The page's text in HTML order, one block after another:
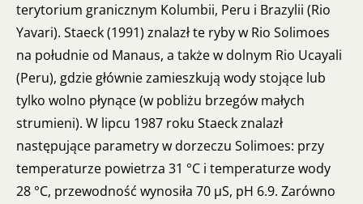
terytorium granicznym Kolumbii, Peru i Brazylii (Rio
Yavari). Staeck (1991) znalazł te ryby w Rio Solimoes
na południe od Manaus, a także w dolnym Rio Ucayali
(Peru), gdzie głównie zamieszkują wody stojące lub
tylko wolno płynące (w pobliżu brzegów małych
strumieni). W lipcu 1987 roku Staeck znalazł
następujące parametry w dorzeczu Solimoes: przy
temperaturze powietrza 31 °C i temperaturze wody
28 °C, przewodność wynosiła 70 µS, pH 6.9. Zarówno